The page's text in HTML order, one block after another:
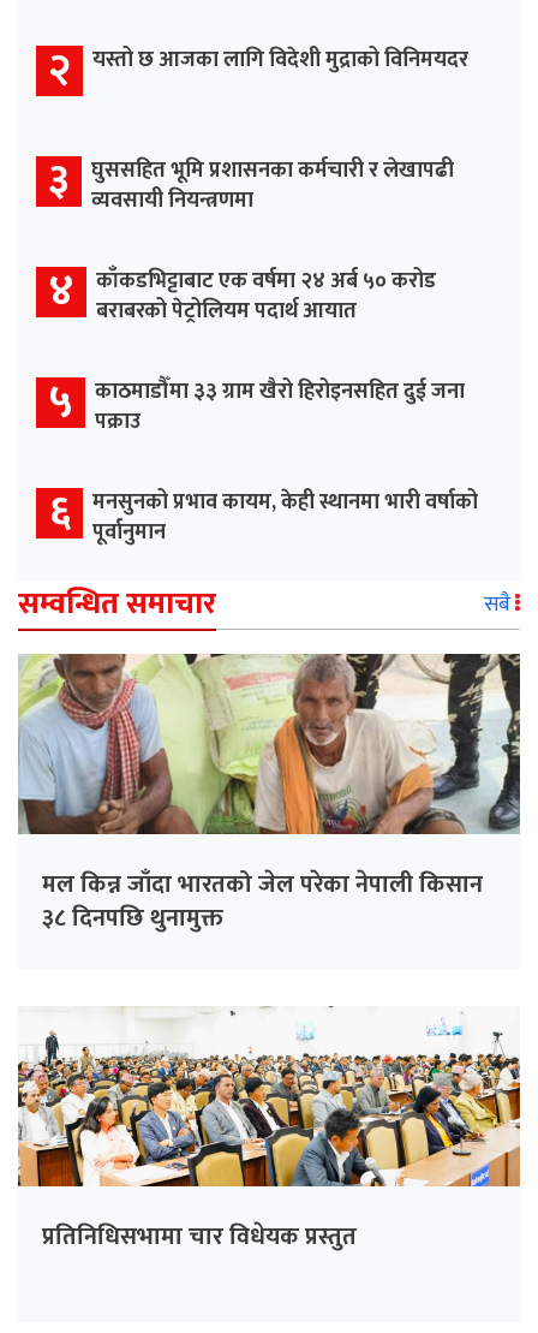
२ यस्तो छ आजका लागि विदेशी मुद्राको विनिमयदर
३ घुससहित भूमि प्रशासनका कर्मचारी र लेखापढी
व्यवसायी नियन्त्रणमा
४ काँकडभिट्टाबाट एक वर्षमा २४ अर्ब ५० करोड
बराबरको पेट्रोलियम पदार्थ आयात
५ काठमाडौँमा ३३ ग्राम खैरो हिरोइनसहित दुई जना
पक्राउ
६ मनसुनको प्रभाव कायम, केही स्थानमा भारी वर्षाको
पूर्वानुमान
सम्वन्धित समाचार सबै
मल किन्न जाँदा भारतको जेल परेका नेपाली किसान
३८ दिनपछि थुनामुक्त
प्रतिनिधिसभामा चार विधेयक प्रस्तुत